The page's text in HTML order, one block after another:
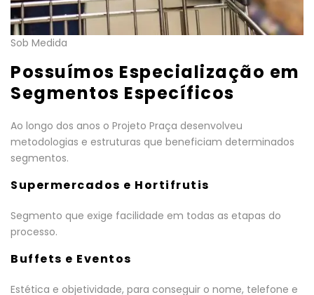
Sob Medida
Possuímos Especialização em
Segmentos Específicos
Ao longo dos anos o Projeto Praça desenvolveu
metodologias e estruturas que beneficiam determinados
segmentos.
Supermercados e Hortifrutis
Segmento que exige facilidade em todas as etapas do
processo.
Buffets e Eventos
Estética e objetividade, para conseguir o nome, telefone e